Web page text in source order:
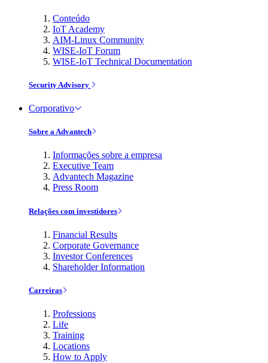
Conteúdo
IoT Academy
AIM-Linux Community
WISE-IoT Forum
WISE-IoT Technical Documentation
Security Advisory
Corporativo
Sobre a Advantech
Informações sobre a empresa
Executive Team
Advantech Magazine
Press Room
Relações com investidores
Financial Results
Corporate Governance
Investor Conferences
Shareholder Information
Carreiras
Professions
Life
Training
Locations
How to Apply